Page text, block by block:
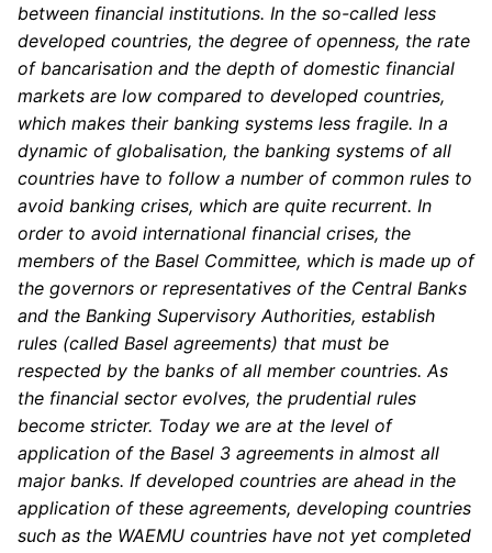
between financial institutions. In the so-called less
developed countries, the degree of openness, the rate
of bancarisation and the depth of domestic financial
markets are low compared to developed countries,
which makes their banking systems less fragile. In a
dynamic of globalisation, the banking systems of all
countries have to follow a number of common rules to
avoid banking crises, which are quite recurrent. In
order to avoid international financial crises, the
members of the Basel Committee, which is made up of
the governors or representatives of the Central Banks
and the Banking Supervisory Authorities, establish
rules (called Basel agreements) that must be
respected by the banks of all member countries. As
the financial sector evolves, the prudential rules
become stricter. Today we are at the level of
application of the Basel 3 agreements in almost all
major banks. If developed countries are ahead in the
application of these agreements, developing countries
such as the WAEMU countries have not yet completed